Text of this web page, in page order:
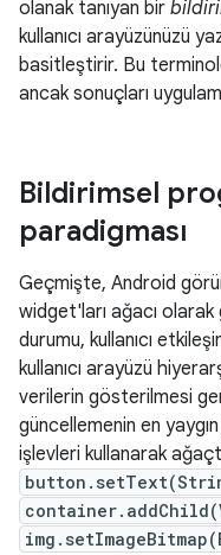
olanak tanıyan bir
kullanıcı arayüzünüzü
basitleştirir. Bu
ancak sonuçları
Bildirimsel
paradigması
Geçmişte, Android
widget'ları ağacı
durumu, kullanıcı
kullanıcı arayüzü
verilerin gösterilmesi
güncellemenin en
işlevleri kullanarak